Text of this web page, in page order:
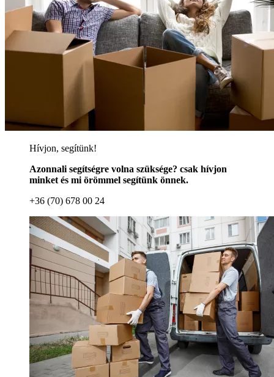
Hívjon, segítünk!
Azonnali segítségre volna szüksége? csak hívjon
minket és mi örömmel segítünk önnek.
+36 (70) 678 00 24